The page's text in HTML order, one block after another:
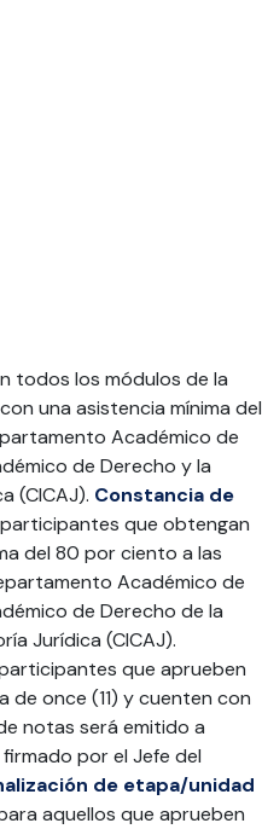
todos los módulos de la
una asistencia mínima del
Académico de
de Derecho y la
(CICAJ). Constancia de
que obtengan
del 80 por ciento a las
Académico de
de Derecho de la
Jurídica (CICAJ).
que aprueben
once (11) y cuenten con
notas será emitido a
por el Jefe del
de etapa/unidad
aquellos que aprueben